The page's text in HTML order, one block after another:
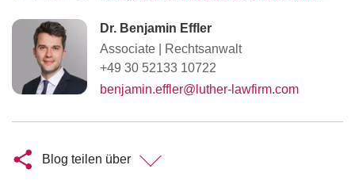
Dr. Benjamin Effler
Associate
Rechtsanwalt
+49 30 52133 10722
benjamin.effler@luther-lawfirm.com
Blog teilen über